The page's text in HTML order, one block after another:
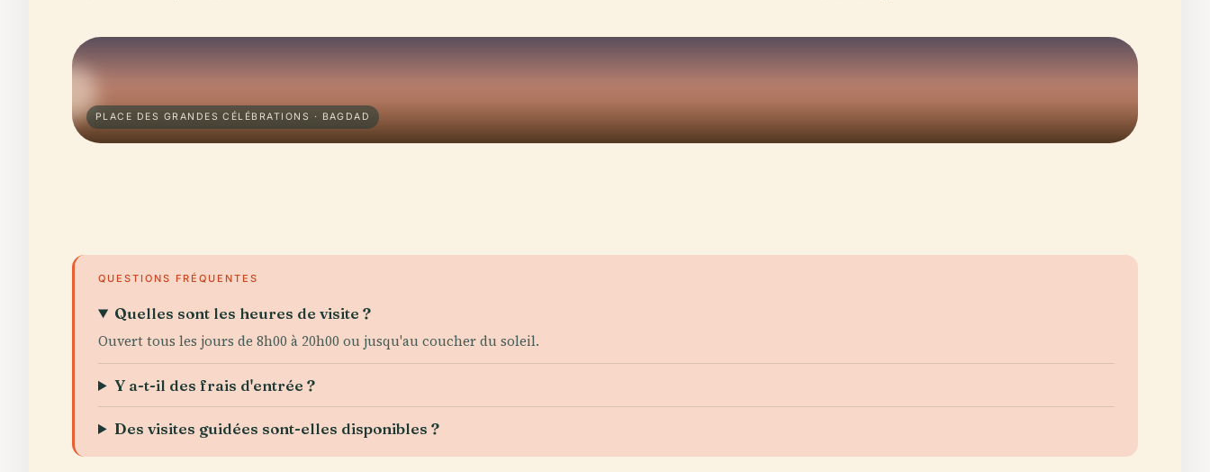
PLACE DES GRANDES CÉLÉBRATIONS · BAGDAD
QUESTIONS FRÉQUENTES
Quelles sont les heures de visite ?
Ouvert tous les jours de 8h00 à 20h00 ou jusqu'au coucher du soleil.
Y a-t-il des frais d'entrée ?
Des visites guidées sont-elles disponibles ?